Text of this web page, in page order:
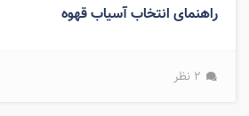
راهنمای انتخاب آسیاب قهوه
2 نظر